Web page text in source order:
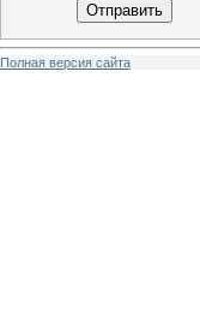
Отправить
Полная версия сайта